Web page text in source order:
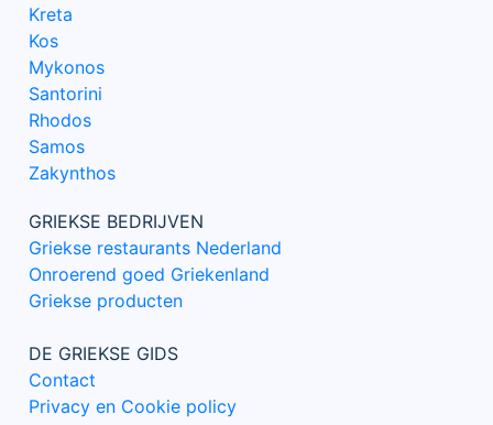
Kreta
Kos
Mykonos
Santorini
Rhodos
Samos
Zakynthos
GRIEKSE BEDRIJVEN
Griekse restaurants Nederland
Onroerend goed Griekenland
Griekse producten
DE GRIEKSE GIDS
Contact
Privacy en Cookie policy